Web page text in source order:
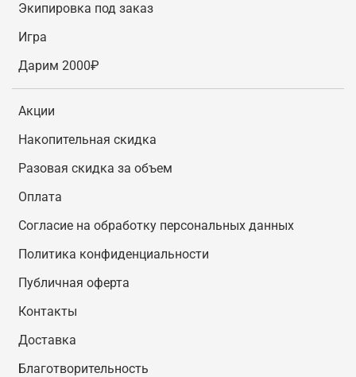
Экипировка под заказ
Игра
Дарим 2000₽
Акции
Накопительная скидка
Разовая скидка за объем
Оплата
Согласие на обработку персональных данных
Политика конфиденциальности
Публичная оферта
Контакты
Доставка
Благотворительность